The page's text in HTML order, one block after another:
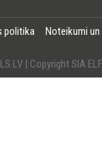
politika Noteikumi
| Copyright SIA